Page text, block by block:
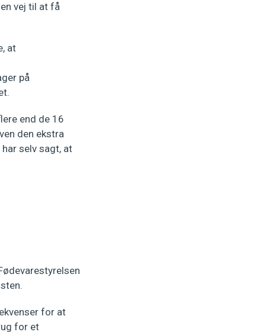
vej til at få
at
på
end de 16
den ekstra
selv sagt, at
for at
for et